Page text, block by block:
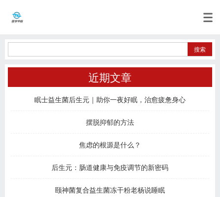
近期文章
眠士益生菌后生元｜助你一夜好眠，治愈疲惫身心
摆脱抑郁的方法
焦虑的根源是什么？
后生元：肠道健康与免疫调节的新密码
颐神菌复合益生菌冻干粉老杨说睡眠